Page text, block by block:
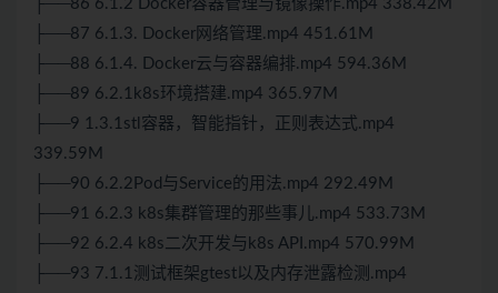
├──86 6.1.2 Docker容器管理与镜像操作.mp4 338.42M
├──87 6.1.3. Docker网络管理.mp4 451.61M
├──88 6.1.4. Docker云与容器编排.mp4 594.36M
├──89 6.2.1k8s环境搭建.mp4 365.97M
├──9 1.3.1stl容器，智能指针，正则表达式.mp4
339.59M
├──90 6.2.2Pod与Service的用法.mp4 292.49M
├──91 6.2.3 k8s集群管理的那些事儿.mp4 533.73M
├──92 6.2.4 k8s二次开发与k8s API.mp4 570.99M
├──93 7.1.1测试框架gtest以及内存泄露检测.mp4